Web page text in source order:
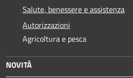
Salute, benessere e assistenza
Autorizzazioni
Agricoltura e pesca
NOVITÀ